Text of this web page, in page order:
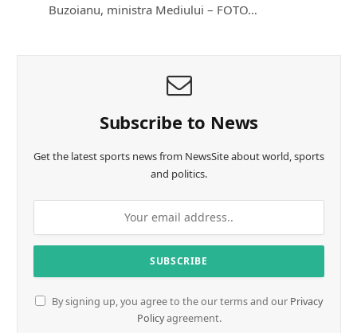
Buzoianu, ministra Mediului – FOTO…
Subscribe to News
Get the latest sports news from NewsSite about world, sports
and politics.
By signing up, you agree to the our terms and our Privacy
Policyagreement.